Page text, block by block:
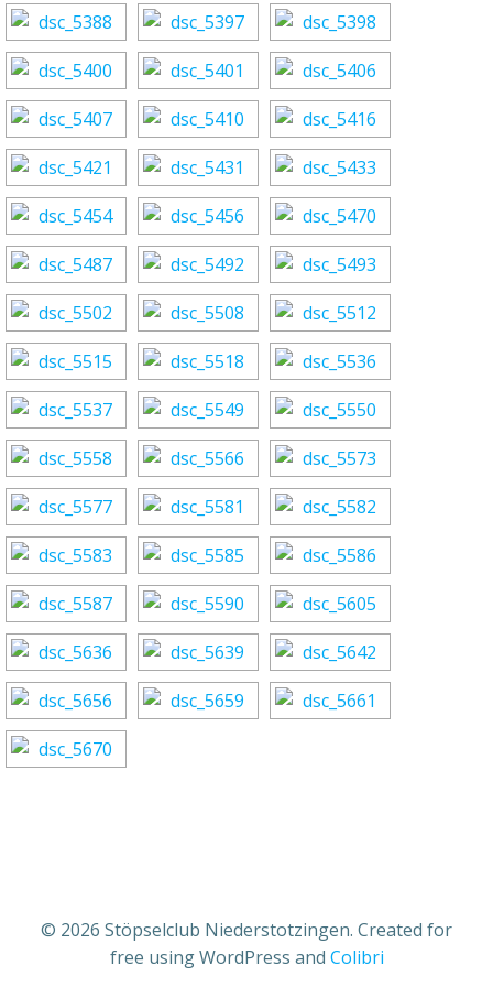
© 2026 Stöpselclub Niederstotzingen. Created for
free using WordPress and Colibri